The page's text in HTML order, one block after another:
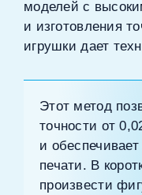
моделей с
и изготовления
игрушки дает
Этот метод
точности от
и
печати. В
произвести